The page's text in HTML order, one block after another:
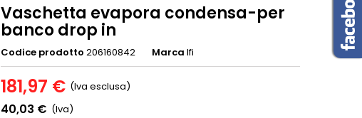
Vaschetta evapora condensa-per
banco drop in
Codice prodotto 206160842 Marca Ifi
181,97 € (Iva esclusa)
40,03 € (Iva)